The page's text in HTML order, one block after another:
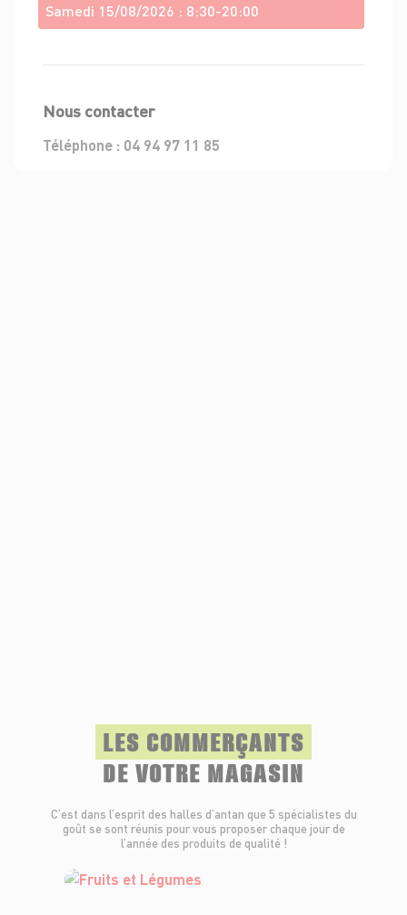
Samedi 15/08/2026 : 8:30-20:00
Nous contacter
Téléphone : 04 94 97 11 85
LES COMMERÇANTS
DE VOTRE MAGASIN
C’est dans l’esprit des halles d’antan que 5 spécialistes du
goût se sont réunis pour vous proposer chaque jour de
l’année des produits de qualité !